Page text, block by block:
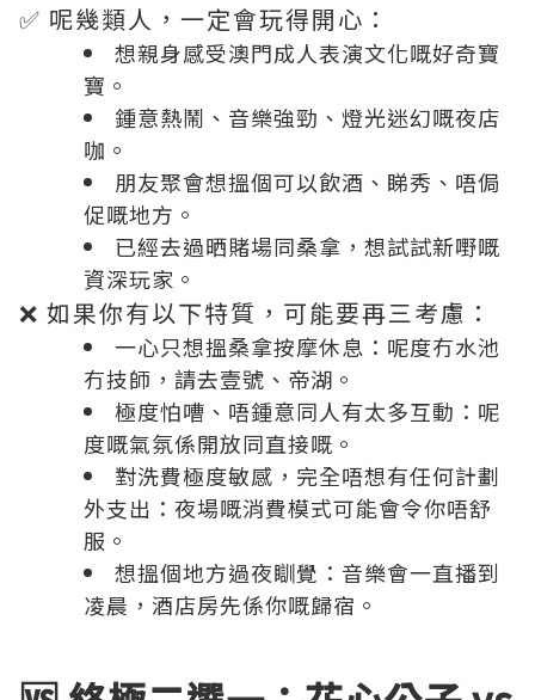
✅ 呢幾類人，一定會玩得開心：
想親身感受澳門成人表演文化嘅好奇寶
寶。
鍾意熱鬧、音樂強勁、燈光迷幻嘅夜店
咖。
朋友聚會想搵個可以飲酒、睇秀、唔侷
促嘅地方。
已經去過晒賭場同桑拿，想試試新嘢嘅
資深玩家。
❌ 如果你有以下特質，可能要再三考慮：
一心只想搵桑拿按摩休息：呢度冇水池
冇技師，請去壹號、帝湖。
極度怕嘈、唔鍾意同人有太多互動：呢
度嘅氣氛係開放同直接嘅。
對洗費極度敏感，完全唔想有任何計劃
外支出：夜場嘅消費模式可能會令你唔舒
服。
想搵個地方過夜瞓覺：音樂會一直播到
凌晨，酒店房先係你嘅歸宿。